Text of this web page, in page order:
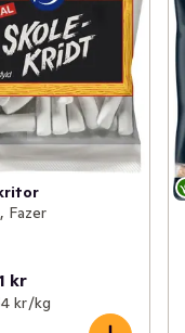
Fazer
kr
kr /kg